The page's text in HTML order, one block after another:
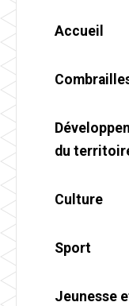
Accueil
du
Culture
Sport
Jeunesse